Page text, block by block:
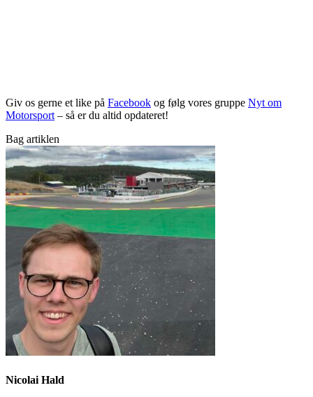
Giv os gerne et like på Facebook og følg vores gruppe Nyt om
Motorsport– så er du altid opdateret!
Bag artiklen
Nicolai Hald